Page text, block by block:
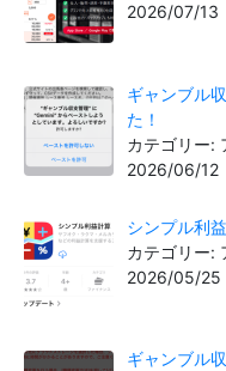
2026/07/13
ギャンブル
た！
カテゴリー:
2026/06/12
シンプル利
カテゴリー:
2026/05/25
ギャンブル